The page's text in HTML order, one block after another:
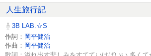
人生旅行記
3B LAB.☆S
作詞： 岡平健治
作曲： 岡平健治